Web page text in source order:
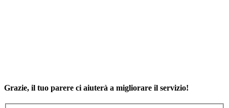
Grazie, il tuo parere ci aiuterà a migliorare il servizio!